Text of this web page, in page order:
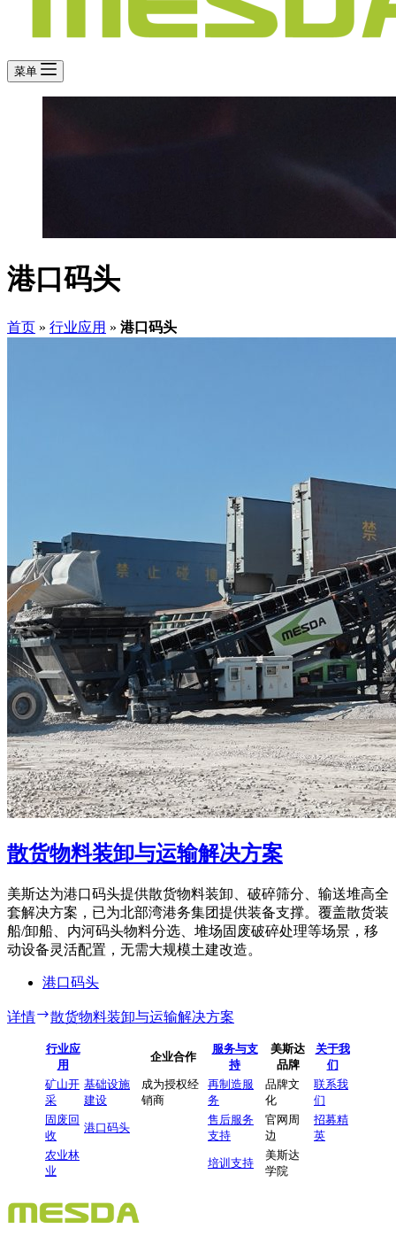
菜单
港口码头
首页 » 行业应用 » 港口码头
散货物料装卸与运输解决方案
美斯达为港口码头提供散货物料装卸、破碎筛分、输送堆高全
套解决方案，已为北部湾港务集团提供装备支撑。覆盖散货装
船/卸船、内河码头物料分选、堆场固废破碎处理等场景，移
动设备灵活配置，无需大规模土建改造。
港口码头
详情 散货物料装卸与运输解决方案
行业应
用
企业合作
服务与支
持
美斯达
品牌
关于我
们
矿山开
采
基础设施
建设
成为授权经
销商
再制造服
务
品牌文
化
联系我
们
固废回
收
港口码头
售后服务
支持
官网周
边
招募精
英
农业林
业
培训支持
美斯达
学院